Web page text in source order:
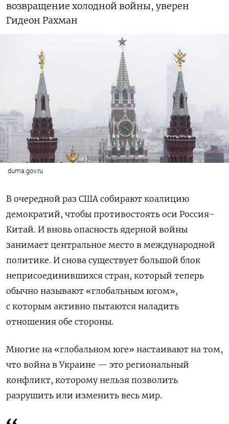
возвращение холодной войны, уверен
Гидеон Рахман
duma.gov.ru
В очередной раз США собирают коалицию
демократий, чтобы противостоять оси Россия-
Китай. И вновь опасность ядерной войны
занимает центральное место в международной
политике. И снова существует большой блок
неприсоединившихся стран, который теперь
обычно называют «глобальным югом»,
с которым активно пытаются наладить
отношения обе стороны.
Многие на «глобальном юге» настаивают на том,
что война в Украине — это региональный
конфликт, которому нельзя позволить
разрушить или изменить весь мир.